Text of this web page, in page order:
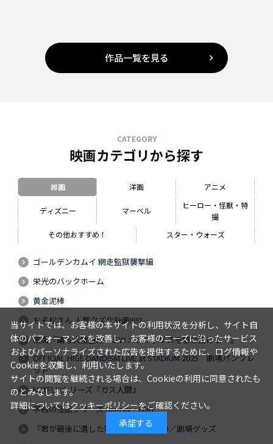
作品一覧を見る
CATEGORY
映画カテゴリから探す
邦画 洋画 アニメ
ディズニー マーベル
ヒーロー・怪獣・特
撮
その他おすすめ！
スター・ウォーズ
ゴールデンカムイ 網走監獄襲撃編
栄光のバックホーム
黄金泥棒
おそ松さん 人類クズ化計画!!!!!?
映画『踊る大捜査線 N.E.W.メトロポリスを駆け抜けろ！』
OFFICIAL HIGE DANDISM LIVE at STADIUM 2025 劇場パンフレ
ット
NETFLIXシリーズ『ガス人間』
学校の怪談シリーズ Blu-ray・DVD
『君が最後に遺した歌』Blu-ray・DVD／劇場グッズ
当サイトでは、お客様の本サイトの利用状況を分析し、サイト自
体のパフォーマンスを改善し、お客様のニーズに沿ったサービス
およびパーソナライズされた広告を提供するために、ログ情報や
Cookieを収集し、利用いたします。
サイトの閲覧を継続される場合は、Cookieの利用に同意されたも
のとみなします。
詳細についてはクッキーポリシーをご確認ください。
承諾する